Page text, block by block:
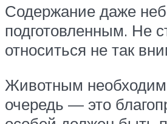
Содержание даже
подготовленным. Не
относиться не так
Животным необходим
очередь — это